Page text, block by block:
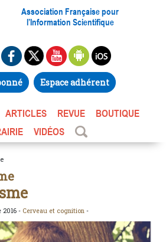
Association Française pour
l’Information Scientifique
Espace adhérent
ARTICLES REVUE
BOUTIQUE
VIDÉOS
2016 - Cerveau et cognition -